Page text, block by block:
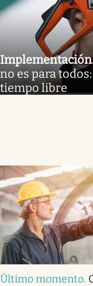
Implementación
no es para
tiempo libre
Último momento.